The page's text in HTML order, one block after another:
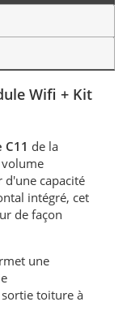
Wifi + Kit
de la
capacité
intégré, cet
de façon
une
toiture à